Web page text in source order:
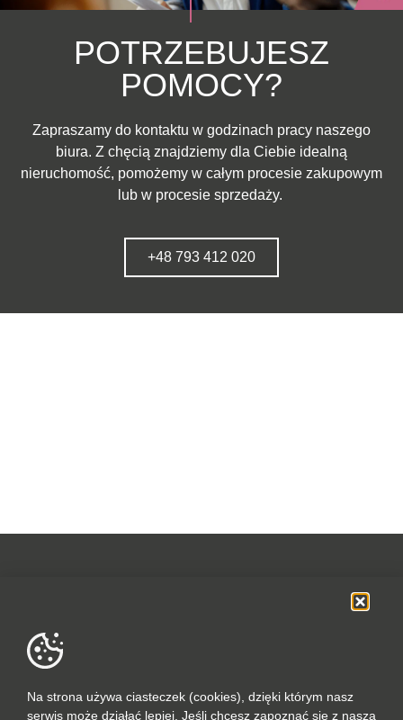
POTRZEBUJESZ
POMOCY?
Zapraszamy do kontaktu w godzinach pracy naszego
biura. Z chęcią znajdziemy dla Ciebie idealną
nieruchomość, pomożemy w całym procesie zakupowym
lub w procesie sprzedaży.
+48 793 412 020
SOCIAL MEDIA
DANE FIRMOWE
Na strona używa ciasteczek (cookies), dzięki którym nasz
serwis może działać lepiej. Jeśli chcesz zapoznać się z naszą